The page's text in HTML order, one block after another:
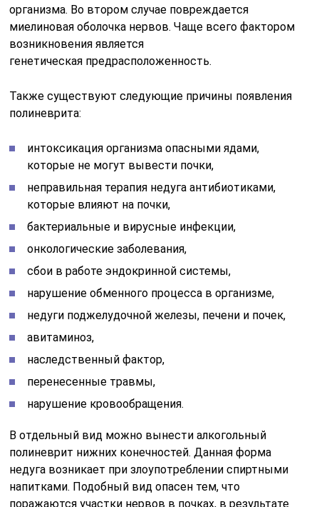
организма. Во втором случае повреждается
миелиновая оболочка нервов. Чаще всего фактором
возникновения является
генетическая предрасположенность.
Также существуют следующие причины появления
полиневрита:
интоксикация организма опасными ядами,
которые не могут вывести почки,
неправильная терапия недуга антибиотиками,
которые влияют на почки,
бактериальные и вирусные инфекции,
онкологические заболевания,
сбои в работе эндокринной системы,
нарушение обменного процесса в организме,
недуги поджелудочной железы, печени и почек,
авитаминоз,
наследственный фактор,
перенесенные травмы,
нарушение кровообращения.
В отдельный вид можно вынести алкогольный
полиневрит нижних конечностей. Данная форма
недуга возникает при злоупотреблении спиртными
напитками. Подобный вид опасен тем, что
поражаются участки нервов в почках, в результате